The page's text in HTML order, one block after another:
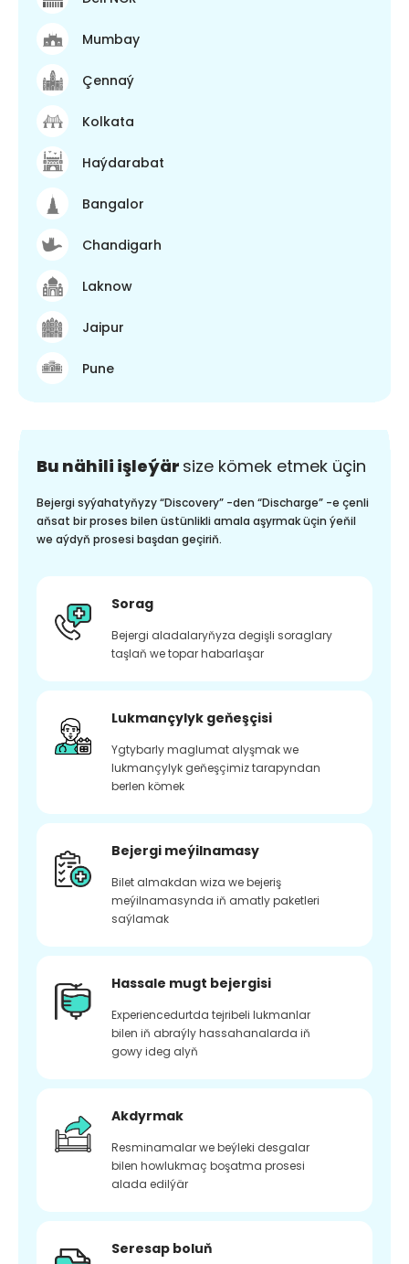
Mumbay
Çennaý
Kolkata
Haýdarabat
Bangalor
Chandigarh
Laknow
Jaipur
Pune
Bu nähili işleýär size kömek etmek üçin
Bejergi syýahatyňyzy “Discovery” -den “Discharge” -e çenli
aňsat bir proses bilen üstünlikli amala aşyrmak üçin ýeňil
we aýdyň prosesi başdan geçiriň.
Sorag
Bejergi aladalaryňyza degişli soraglary
taşlaň we topar habarlaşar
Lukmançylyk geňeşçisi
Ygtybarly maglumat alyşmak we
lukmançylyk geňeşçimiz tarapyndan
berlen kömek
Bejergi meýilnamasy
Bilet almakdan wiza we bejeriş
meýilnamasynda iň amatly paketleri
saýlamak
Hassale mugt bejergisi
Experiencedurtda tejribeli lukmanlar
bilen iň abraýly hassahanalarda iň
gowy ideg alyň
Akdyrmak
Resminamalar we beýleki desgalar
bilen howlukmaç boşatma prosesi
alada edilýär
Seresap boluň